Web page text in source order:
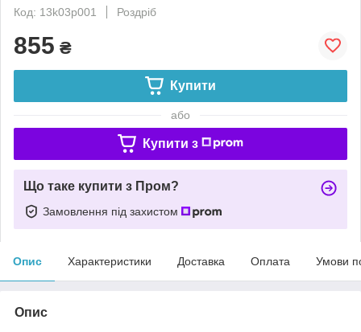
Код: 13k03p001
Роздріб
855 ₴
Купити
або
Купити з
Що таке купити з Пром?
Замовлення під захистом
Опис Характеристики Доставка Оплата Умови
Опис